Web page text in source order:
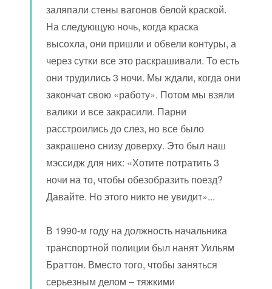
заляпали стены вагонов белой краской.
На следующую ночь, когда краска
высохла, они пришли и обвели контуры, а
через сутки все это раскрашивали. То есть
они трудились 3 ночи. Мы ждали, когда они
закончат свою «работу». Потом мы взяли
валики и все закрасили. Парни
расстроились до слез, но все было
закрашено снизу доверху. Это был наш
мэссидж для них: «Хотите потратить 3
ночи на то, чтобы обезобразить поезд?
Давайте. Но этого никто не увидит»...
В 1990-м году на должность начальника
транспортной полиции был нанят Уильям
Браттон. Вместо того, чтобы заняться
серьезным делом – тяжкими